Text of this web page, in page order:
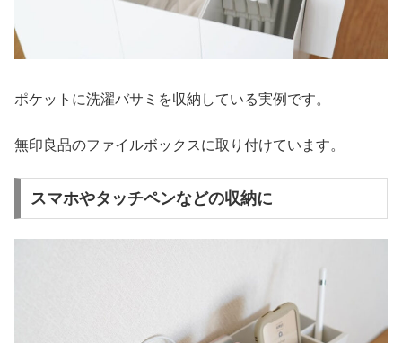
ポケットに洗濯バサミを収納している実例です。
無印良品のファイルボックスに取り付けています。
スマホやタッチペンなどの収納に